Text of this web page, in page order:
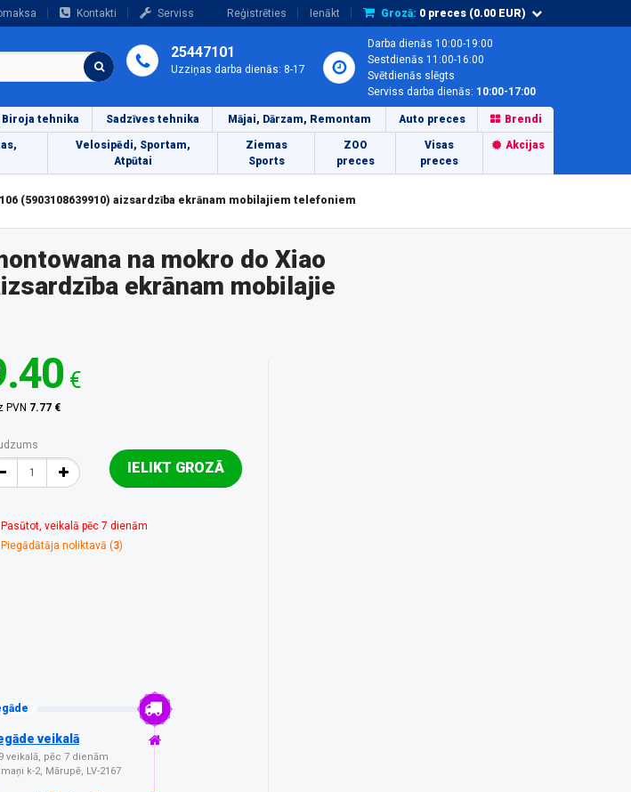
Kontakti Serviss Reģistrēties Ienākt Grozā: 0 preces (0.00 EUR)
25447101
Uzziņas darba dienās: 8-17
Darba dienās 10:00-19:00
Sestdienās 11:00-16:00
Svētdienās slēgts
Serviss darba dienās: 10:00-17:00
Biroja tehnika Sadzīves tehnika Mājai, Dārzam, Remontam Auto preces Brendi
Velosipēdi, Sportam,
Atpūtai
Ziemas
Sports
ZOO
preces
Visas
preces
Akcijas
(5903108639910) aizsardzība ekrānam mobilajiem telefoniem
na mokro do Xiao
ekrānam mobilajie
€
PVN 7.77 €
IELIKT GROZĀ
Pasūtot, veikalā pēc 7 dienām
Piegādātāja noliktavā (3)
veikalā
veikalā, pēc 7 dienām
k-2, Mārupē, LV-2167